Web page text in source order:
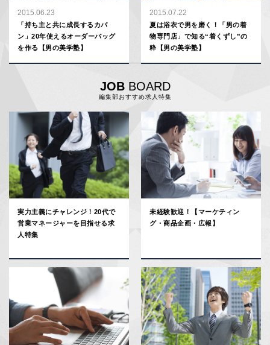
2015.06.23
「持ち主と共に成長するカバ
ン」20年使えるオーダーバッグ
を作る【男の美学塾】
2015.07.22
夏は浴衣で男を磨く！「男の着
物専門店」で知る“着くずし”の
粋【男の美学塾】
JOBBOARD
編集部おすすめ求人特集
実力主義にチャレンジ！20代で
営業マネージャーを目指せる求
人特集
未経験歓迎！【マーケティン
グ・商品企画・広報】